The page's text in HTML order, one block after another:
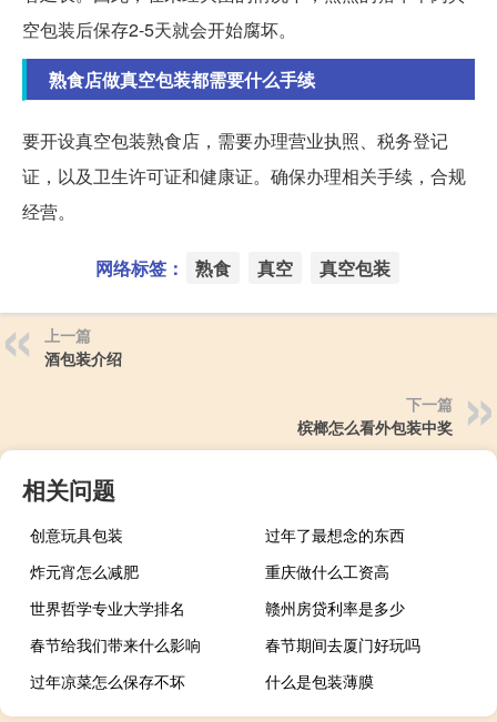
空包装后保存2-5天就会开始腐坏。
熟食店做真空包装都需要什么手续
要开设真空包装熟食店，需要办理营业执照、税务登记
证，以及卫生许可证和健康证。确保办理相关手续，合规
经营。
网络标签： 熟食 真空 真空包装
上一篇
酒包装介绍
下一篇
槟榔怎么看外包装中奖
相关问题
创意玩具包装
过年了最想念的东西
炸元宵怎么减肥
重庆做什么工资高
世界哲学专业大学排名
赣州房贷利率是多少
春节给我们带来什么影响
春节期间去厦门好玩吗
过年凉菜怎么保存不坏
什么是包装薄膜